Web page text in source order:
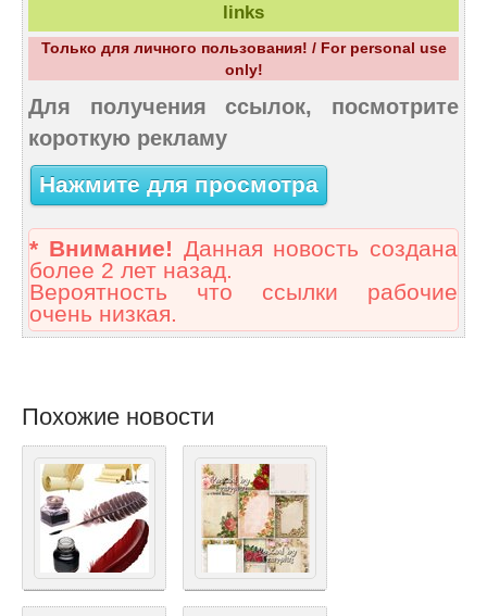
links
Только для личного пользования! / For personal use
only!
Для получения ссылок, посмотрите
короткую рекламу
Нажмите для просмотра
* Внимание! Данная новость создана
более 2 лет назад.
Вероятность что ссылки рабочие
очень низкая.
Похожие новости